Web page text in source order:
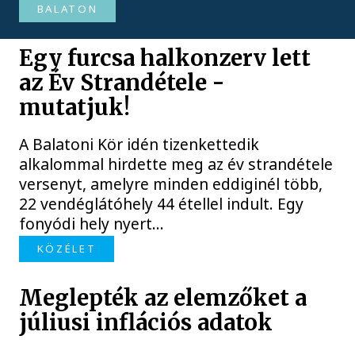
BALATON
Egy furcsa halkonzerv lett
az Év Strandétele -
mutatjuk!
A Balatoni Kör idén tizenkettedik
alkalommal hirdette meg az év strandétele
versenyt, amelyre minden eddiginél több,
22 vendéglátóhely 44 étellel indult. Egy
fonyódi hely nyert...
KÖZÉLET
Meglepték az elemzőket a
júliusi inflációs adatok